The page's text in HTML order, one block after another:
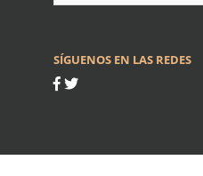
SÍGUENOS EN LAS REDES